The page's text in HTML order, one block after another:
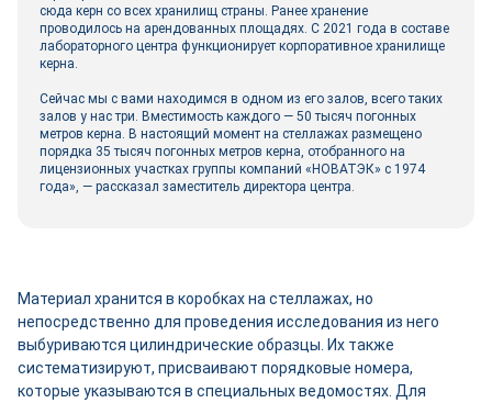
сюда керн со всех хранилищ страны. Ранее хранение
проводилось на арендованных площадях. С 2021 года в составе
лабораторного центра функционирует корпоративное хранилище
керна.
Сейчас мы с вами находимся в одном из его залов, всего таких
залов у нас три. Вместимость каждого — 50 тысяч погонных
метров керна. В настоящий момент на стеллажах размещено
порядка 35 тысяч погонных метров керна, отобранного на
лицензионных участках группы компаний «НОВАТЭК» с 1974
года», — рассказал заместитель директора центра.
Материал хранится в коробках на стеллажах, но
непосредственно для проведения исследования из него
выбуриваются цилиндрические образцы. Их также
систематизируют, присваивают порядковые номера,
которые указываются в специальных ведомостях. Для